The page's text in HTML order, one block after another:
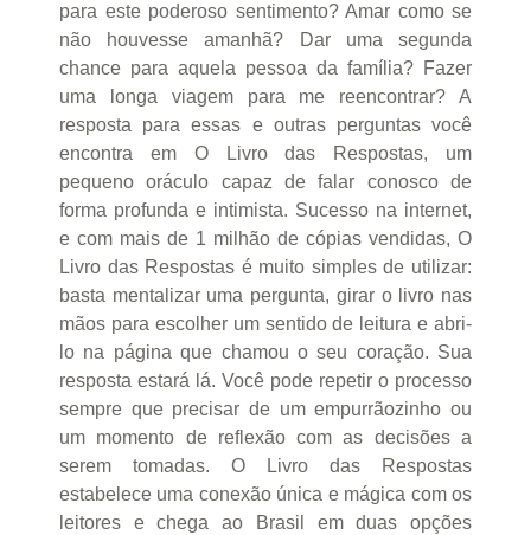
para este poderoso sentimento? Amar como se
não houvesse amanhã? Dar uma segunda
chance para aquela pessoa da família? Fazer
uma longa viagem para me reencontrar? A
resposta para essas e outras perguntas você
encontra em O Livro das Respostas, um
pequeno oráculo capaz de falar conosco de
forma profunda e intimista. Sucesso na internet,
e com mais de 1 milhão de cópias vendidas, O
Livro das Respostas é muito simples de utilizar:
basta mentalizar uma pergunta, girar o livro nas
mãos para escolher um sentido de leitura e abri-
lo na página que chamou o seu coração. Sua
resposta estará lá. Você pode repetir o processo
sempre que precisar de um empurrãozinho ou
um momento de reflexão com as decisões a
serem tomadas. O Livro das Respostas
estabelece uma conexão única e mágica com os
leitores e chega ao Brasil em duas opções